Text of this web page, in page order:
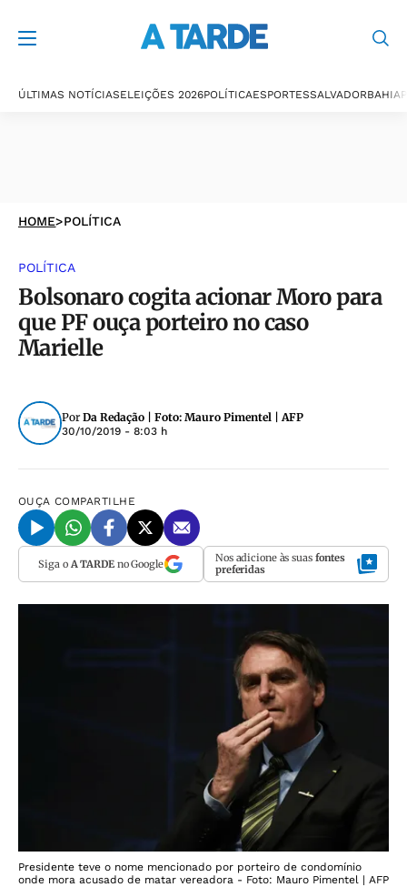
ÚLTIMAS NOTÍCIASELEIÇÕES 2026POLÍTICAESPORTESSALVADORBAHIA
HOME>POLÍTICA
POLÍTICA
Bolsonaro cogita acionar Moro para
que PF ouça porteiro no caso
Marielle
Por Da Redação | Foto: Mauro Pimentel | AFP
30/10/2019 - 8:03 h
OUÇA COMPARTILHE
Siga o A TARDEno Google Nos adicione às suas fontes
preferidas
Presidente teve o nome mencionado por porteiro de condomínio
onde mora acusado de matar vereadora - Foto: Mauro Pimentel | AFP